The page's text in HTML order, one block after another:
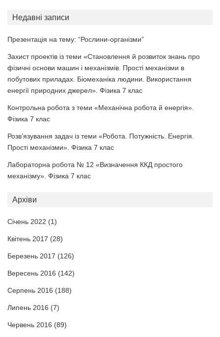
Недавні записи
Презентація на тему: “Рослини-організми”
Захист проектів із теми «Становлення й розвиток знань про
фізичні основи машин і механізмів. Прості механізми в
побутових приладах. Біомеханіка людини. Використання
енергії природних джерел». Фізика 7 клас
Контрольна робота з теми «Механічна робота й енергія».
Фізика 7 клас
Розв’язування задач із теми «Робота. Потужність. Енергія.
Прості механізми». Фізика 7 клас
Лабораторна робота № 12 «Визначення ККД простого
механізму». Фізика 7 клас
Архіви
Січень 2022 (1)
Квітень 2017 (28)
Березень 2017 (126)
Вересень 2016 (142)
Серпень 2016 (188)
Липень 2016 (7)
Червень 2016 (89)